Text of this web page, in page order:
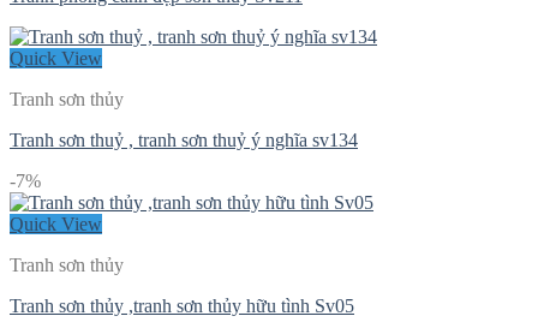
Quick View
Tranh sơn thủy
Tranh sơn thuỷ , tranh sơn thuỷ ý nghĩa sv134
-7%
Quick View
Tranh sơn thủy
Tranh sơn thủy ,tranh sơn thủy hữu tình Sv05